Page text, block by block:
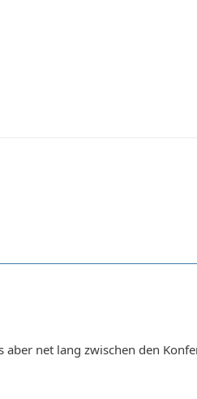
net lang zwischen den